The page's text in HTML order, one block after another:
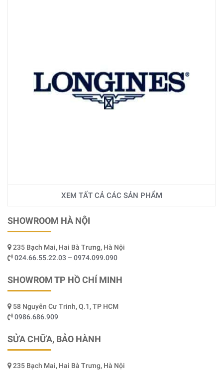
XEM TẤT CẢ CÁC SẢN PHẨM
SHOWROOM HÀ NỘI
235 Bạch Mai, Hai Bà Trưng, Hà Nội
024.66.55.22.03 – 0974.099.090
SHOWROM TP HỒ CHÍ MINH
58 Nguyễn Cư Trinh, Q.1, TP HCM
0986.686.909
SỬA CHỮA, BẢO HÀNH
235 Bạch Mai, Hai Bà Trưng, Hà Nội